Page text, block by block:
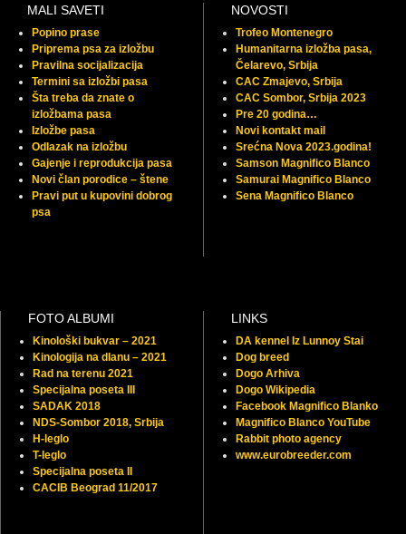
MALI SAVETI
Popino prase
Priprema psa za izložbu
Pravilna socijalizacija
Termini sa izložbi pasa
Šta treba da znate o
izložbama pasa
Izložbe pasa
Odlazak na izložbu
Gajenje i reprodukcija pasa
Novi član porodice – štene
Pravi put u kupovini dobrog
psa
NOVOSTI
Trofeo Montenegro
Humanitarna izložba pasa,
Čelarevo, Srbija
CAC Zmajevo, Srbija
CAC Sombor, Srbija 2023
Pre 20 godina…
Novi kontakt mail
Srećna Nova 2023.godina!
Samson Magnifico Blanco
Samurai Magnifico Blanco
Sena Magnifico Blanco
FOTO ALBUMI
Kinološki bukvar – 2021
Kinologija na dlanu – 2021
Rad na terenu 2021
Specijalna poseta III
SADAK 2018
NDS-Sombor 2018, Srbija
H-leglo
T-leglo
Specijalna poseta II
CACIB Beograd 11/2017
LINKS
DA kennel Iz Lunnoy Stai
Dog breed
Dogo Arhiva
Dogo Wikipedia
Facebook Magnifico Blanko
Magnifico Blanco YouTube
Rabbit photo agency
www.eurobreeder.com